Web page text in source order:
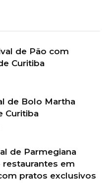
de Pão com
Curitiba
de Bolo Martha
Curitiba
de Parmegiana
restaurantes em
pratos exclusivos